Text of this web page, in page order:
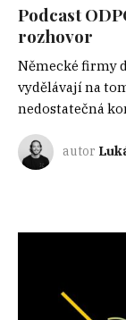
Podcast
rozhovor
Německé firmy
vydělávají na
nedostatečná
autor